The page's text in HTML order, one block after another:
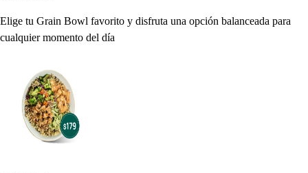
Elige tu Grain Bowl favorito y disfruta una opción balanceada para
cualquier momento del día